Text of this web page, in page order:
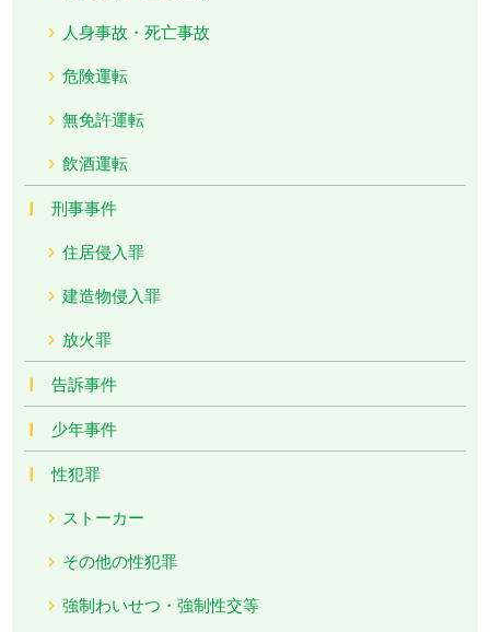
人身事故・死亡事故
危険運転
無免許運転
飲酒運転
刑事事件
住居侵入罪
建造物侵入罪
放火罪
告訴事件
少年事件
性犯罪
ストーカー
その他の性犯罪
強制わいせつ・強制性交等